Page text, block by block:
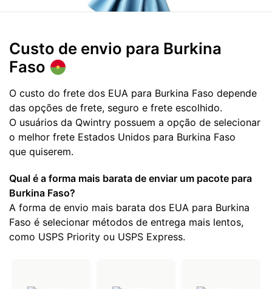
Custo de envio para Burkina
Faso
O custo do frete dos EUA para Burkina Faso depende
das opções de frete, seguro e frete escolhido.
O usuários da Qwintry possuem a opção de selecionar
o melhor frete Estados Unidos para Burkina Faso
que quiserem.
Qual é a forma mais barata de enviar um pacote para
Burkina Faso?
A forma de envio mais barata dos EUA para Burkina
Faso é selecionar métodos de entrega mais lentos,
como USPS Priority ou USPS Express.